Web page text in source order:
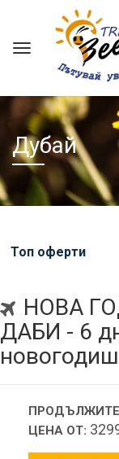
Дубай
Топ оферти
НОВА
ДАБИ - 6
ЦЕНА ОТ: